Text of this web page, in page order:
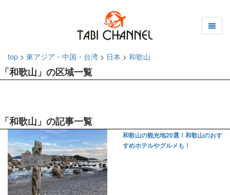
top > 東アジア・中国・台湾 > 日本 > 和歌山
「和歌山」の区域一覧
「和歌山」の記事一覧
和歌山の観光地20選！和歌山のおす
すめホテルやグルメも！